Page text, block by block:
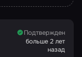
Подтвержден
больше 2 лет
назад